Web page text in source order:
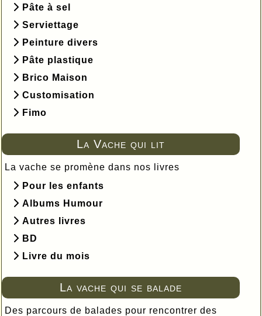
Pâte à sel
Serviettage
Peinture divers
Pâte plastique
Brico Maison
Customisation
Fimo
La Vache qui lit
La vache se promène dans nos livres
Pour les enfants
Albums Humour
Autres livres
BD
Livre du mois
La vache qui se balade
Des parcours de balades pour rencontrer des